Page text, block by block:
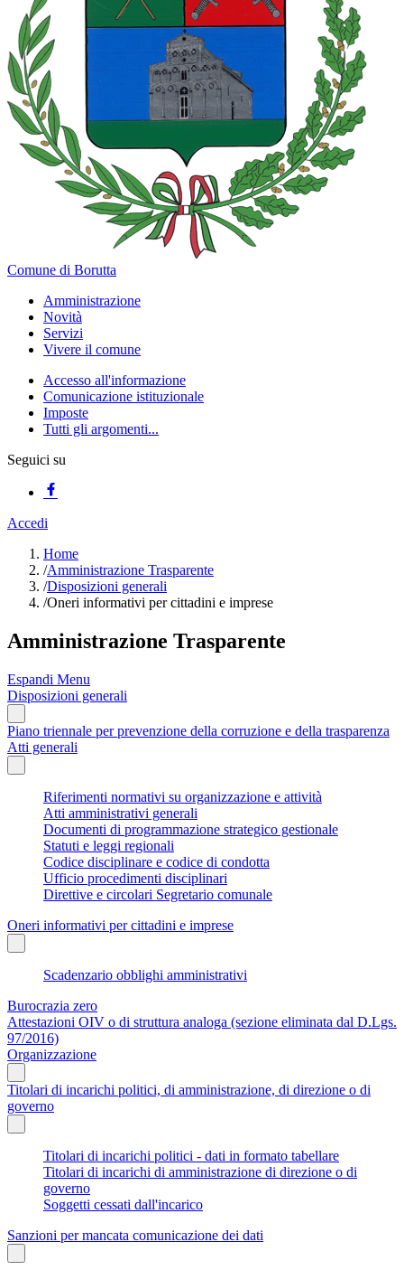
Comune di Borutta
Amministrazione
Novità
Servizi
Vivere il comune
Accesso all'informazione
Comunicazione istituzionale
Imposte
Tutti gli argomenti...
Seguici su
Accedi
Home
/Amministrazione Trasparente
/Disposizioni generali
/Oneri informativi per cittadini e imprese
Amministrazione Trasparente
Espandi Menu
Disposizioni generali
Piano triennale per prevenzione della corruzione e della trasparenza
Atti generali
Riferimenti normativi su organizzazione e attività
Atti amministrativi generali
Documenti di programmazione strategico gestionale
Statuti e leggi regionali
Codice disciplinare e codice di condotta
Ufficio procedimenti disciplinari
Direttive e circolari Segretario comunale
Oneri informativi per cittadini e imprese
Scadenzario obblighi amministrativi
Burocrazia zero
Attestazioni OIV o di struttura analoga (sezione eliminata dal D.Lgs.
97/2016)
Organizzazione
Titolari di incarichi politici, di amministrazione, di direzione o di
governo
Titolari di incarichi politici - dati in formato tabellare
Titolari di incarichi di amministrazione di direzione o di
governo
Soggetti cessati dall'incarico
Sanzioni per mancata comunicazione dei dati